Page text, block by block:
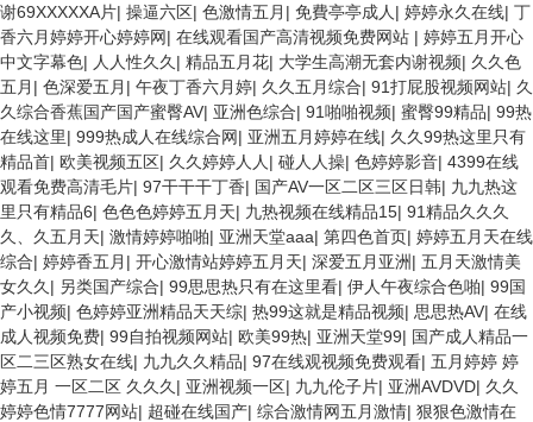
谢69XXXXXA片| 操逼六区| 色激情五月 | 免費亭亭成人 | 婷婷永久在线| 丁
香六月婷婷开心婷婷网| 在线观看国产高清视频免费网站 | 婷婷五月开心
中文字幕色| 人人性久久 | 精品五月花| 大学生高潮无套内谢视频| 久久色
五月 | 色深爱五月 | 午夜丁香六月婷| 久久五月综合| 91打屁股视频网站| 久
久综合香蕉国产国产蜜臀AV| 亚洲色综合| 91啪啪视频| 蜜臀99精品| 99热
在线这里| 999热成人在线综合网| 亚洲五月婷婷在线| 久久99热这里只有
精品首| 欧美视频五区| 久久婷婷人人 | 碰人人操| 色婷婷影音| 4399在线
观看免费高清毛片| 97干干干丁香| 国产AV一区二区三区日韩| 九九热这
里只有精品6| 色色色婷婷五月天| 九热视频在线精品15| 91精品久久久
久、久五月天| 激情婷婷啪啪| 亚洲天堂aaa| 第四色首页| 婷婷五月天在线
综合| 婷婷香五月 | 开心激情站婷婷五月天| 深爱五月亚洲| 五月天激情美
女久久 | 另类国产综合| 99思思热只有在这里看| 伊人午夜综合色啪| 99国
产小视频| 色婷婷亚洲精品天天综| 热99这就是精品视频| 思思热AV| 在线
成人视频免费| 99自拍视频网站| 欧美99热| 亚洲天堂99| 国产成人精品一
区二三区熟女在线| 九九久久精品| 97在线观视频免费观看| 五月婷婷 婷
婷五月 一区二区 久久久 | 亚洲视频一区| 九九伦子片| 亚洲AVDVD| 久久
婷婷色情7777网站| 超碰在线国产| 综合激情网五月激情| 狠狠色激情在